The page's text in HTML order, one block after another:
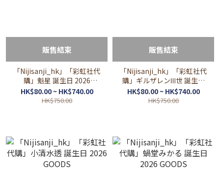
販售結束
「Nijisanji_hk」「彩虹社代
購」魁星 誕生日 2026
GOODS
HK$80.00 ~ HK$740.00
HK$750.00
販售結束
「Nijisanji_hk」「彩虹社代
購」ギルザレンⅢ世 誕生日
2026 GOODS
HK$80.00 ~ HK$740.00
HK$750.00